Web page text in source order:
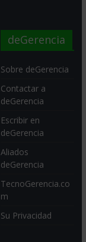
deGerencia
Sobre deGerencia
Contactar a
deGerencia
Escribir en
deGerencia
Aliados
deGerencia
TecnoGerencia.co
m
Su Privacidad